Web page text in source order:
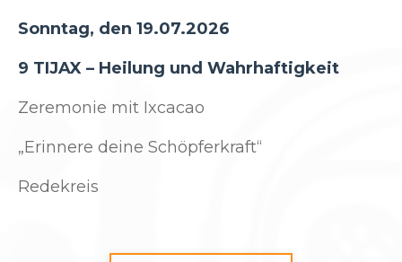
Sonntag, den 19.07.2026
9 TIJAX – Heilung und Wahrhaftigkeit
Zeremonie mit Ixcacao
„Erinnere deine Schöpferkraft“
Redekreis